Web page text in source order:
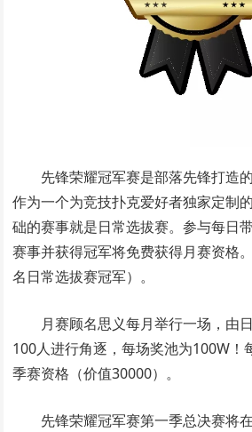
先锋荣耀冠军赛是部落先锋打造
作为一个为竞技扑克爱好者独家定制
础的赛事就是日常选拔赛。参与每日
赛事并获得冠军将免费获得月赛资格
名日常选拔赛冠军）。
月赛顾名思义每月举行一场，由
100人进行角逐，每场奖池为100W！
季赛资格（价值30000）。
先锋荣耀冠军赛第一季总决赛将